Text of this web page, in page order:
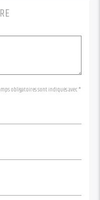
obligatoires sont indiqués avec *